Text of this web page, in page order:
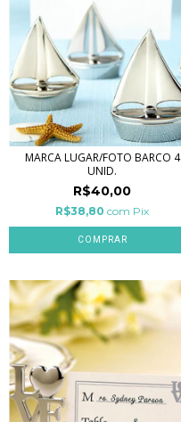
MARCA LUGAR/FOTO BARCO 4
UNID.
R$40,00
R$38,80 com Pix